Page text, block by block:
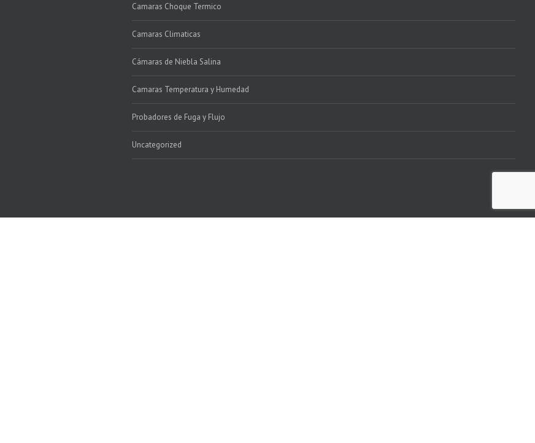
Camaras Choque Termico
Camaras Climaticas
Cámaras de Niebla Salina
Camaras Temperatura y Humedad
Probadores de Fuga y Flujo
Uncategorized